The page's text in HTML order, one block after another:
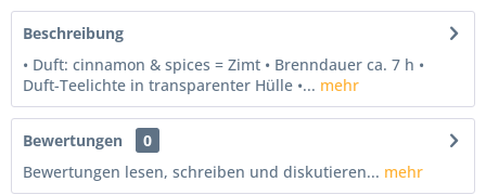
Beschreibung
• Duft: cinnamon & spices = Zimt • Brenndauer ca. 7 h •
Duft-Teelichte in transparenter Hülle •... mehr
Bewertungen
0
Bewertungen lesen, schreiben und diskutieren... mehr